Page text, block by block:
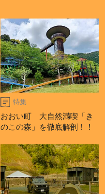
特集
おおい町 大自然満喫「き
のこの森」を徹底解剖！！